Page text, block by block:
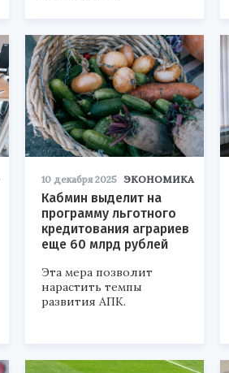
10 декабря 2025 ЭКОНОМИКА
Кабмин выделит на
программу льготного
кредитования аграриев
еще 60 млрд рублей
Эта мера позволит
нарастить темпы
развития АПК.